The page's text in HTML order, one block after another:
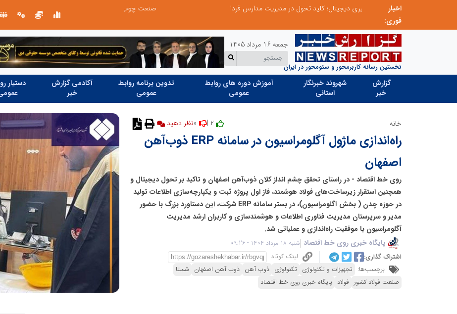
اخبار
فوری:
صنعت چوب؛ هنر، خلاقیت و اشتغال در کنار هم، که برای بقا نیازمند پشتیبانی از کالای ایرانی است
نخستین رسانه کاربرمحور و سئومحور در ایران
جمعه 16 مرداد 1405
گزارش
خبر
شهروند خبرنگار
استانی
آموزش دوره های روابط
عمومی
تدوین برنامه روابط
عمومی
آکادمی گزارش
خبر
دستیار
خانه نظر دهید
راه‌اندازی ماژول آگلومراسیون در سامانه ERP ذوب‌آهن
اصفهان
روی خط اقتصاد - در راستای تحقق چشم ‌انداز کلان ذوب‌آهن اصفهان و تاکید بر تحول دیجیتال و
همچنین استقرار زیرساخت‌‌های فولاد هوشمند، فاز اول پروژه ثبت و یکپارچه‌‌سازی اطلاعات تولید
در حوزه چدن ( بخش آگلومراسیون)، در بستر سامانه ERP شرکت، این دستاورد بزرگ با حضور
مدیر و سرپرستان مدیریت فناوری اطلاعات و هوشمندسازی و کاربران ارشد مدیریت
آگلومراسیون با موفقیت راه‌اندازی و عملیاتی شد.
پایگاه خبری روی خط اقتصاد شنبه 18 مرداد 1404 - 09:26
اشتراک گذاری:
لینک کوتاه
برچسب‌ها: تجهیزات و تکنولوژی تکنولوژی ذوب آهن ذوب آهن اصفهان شستا
صنعت فولاد کشور فولاد پایگاه خبری روی خط اقتصاد